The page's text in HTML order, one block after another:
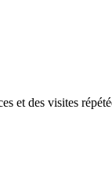
et des visites